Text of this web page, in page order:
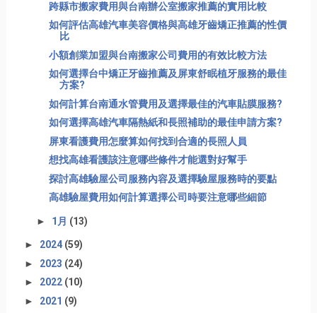
跨縣市搬家費用與台南辦公室搬家推薦的實用比較
如何評估高雄汽車美容價格與高雄牙齒矯正推薦的性價
比
小額創業加盟與台南搬家公司費用的有效比較方法
如何選擇台中矯正牙齒推薦及屏東舒眠植牙服務的最佳
方案?
如何計算台南通水管費用及選擇最佳的汽車貼膜服務?
如何選擇高雄汽車隔熱紙和長照補助的最佳申請方案?
屏東看護費用怎麼算如何找到合適的長照人員
想找高雄看護該注意哪些條件才能選對好幫手
探討高雄驗屋公司服務內容及選擇驗屋服務時的要點
高雄驗屋費用如何計算選擇公司時要注意哪些細節
► 1月 (13)
► 2024 (59)
► 2023 (24)
► 2022 (10)
► 2021 (9)